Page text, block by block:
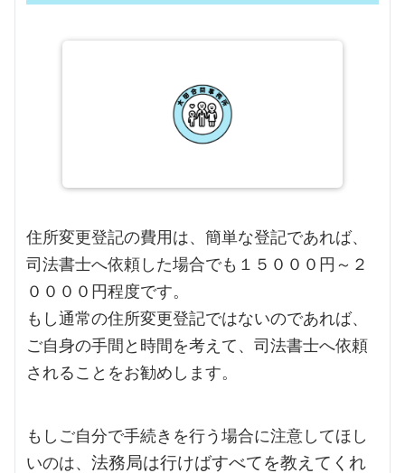
住所変更登記の費用は、簡単な登記であれば、
司法書士へ依頼した場合でも１５０００円～２
００００円程度です。
もし通常の住所変更登記ではないのであれば、
ご自身の手間と時間を考えて、司法書士へ依頼
されることをお勧めします。
もしご自分で手続きを行う場合に注意してほし
いのは、 法務局は行けばすべてを教えてくれ